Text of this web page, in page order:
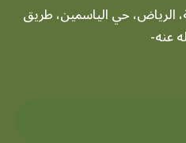
الرياض، حي الياسمين، طريق
عنه-